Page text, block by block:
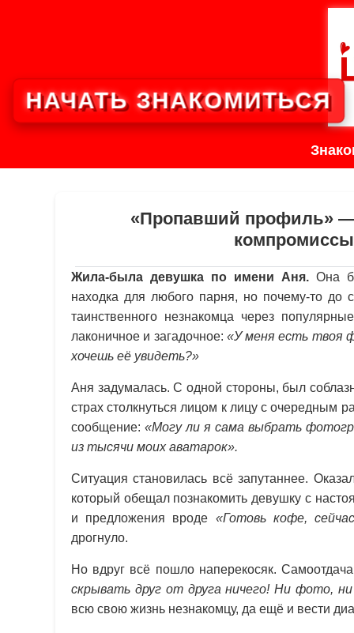
«Пропавший профиль»
Жила-была девушка по имени Аня.Она
находка для любого парня, но почему-то
таинственного незнакомца через
лаконичное и загадочное: «У меня есть твоя
хочешь её увидеть?»
Аня задумалась. С одной стороны, был
страх столкнуться лицом к лицу с очередным
сообщение: «Могу ли я сама выбрать
из тысячи моих аватарок».
Ситуация становилась всё запутаннее.
который обещал познакомить девушку с
и предложения вроде «Готовь кофе,
дрогнуло.
Но вдруг всё пошло наперекосяк.
скрывать друг от друга ничего! Ни фото,
всю свою жизнь незнакомцу, да ещё и вести
НАЧАТЬ ЗНАКОМИТЬСЯ